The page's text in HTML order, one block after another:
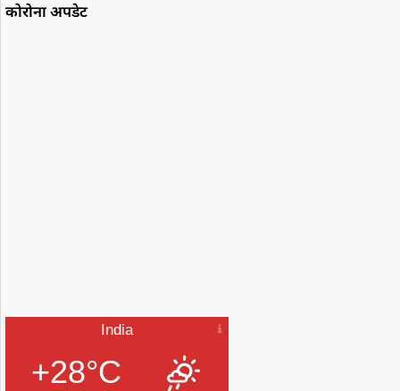
कोरोना अपडेट
India
+28°C